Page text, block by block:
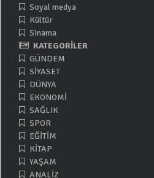
Soyal medya
Kültür
Sinama
KATEGORİLER
GÜNDEM
SİYASET
DÜNYA
EKONOMİ
SAĞLIK
SPOR
EĞİTİM
KİTAP
YAŞAM
ANALİZ